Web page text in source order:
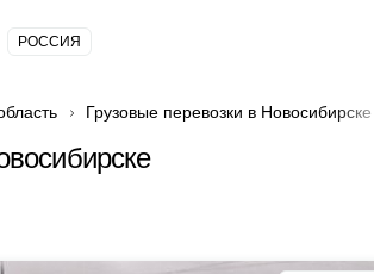
РОССИЯ
Грузовые перевозки в Новосибирске